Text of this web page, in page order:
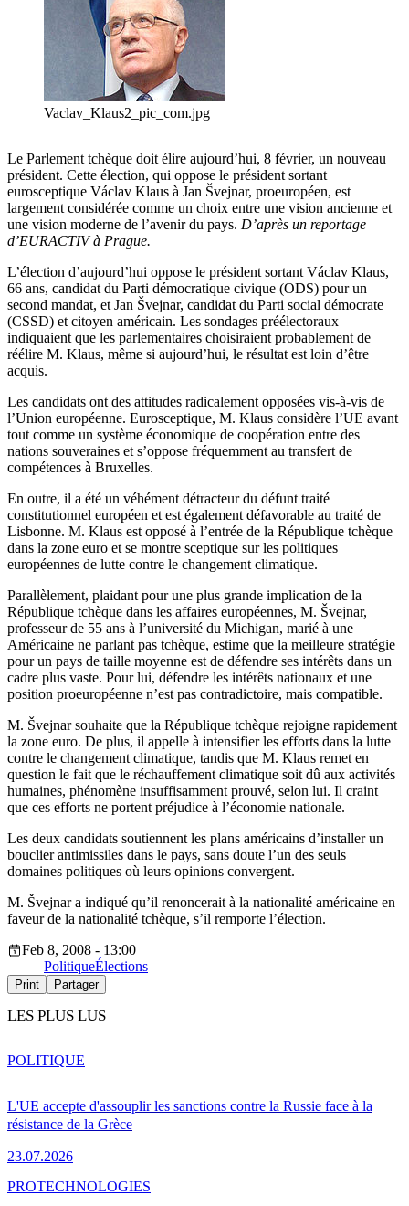
Vaclav_Klaus2_pic_com.jpg
Le Parlement tchèque doit élire aujourd’hui, 8 février, un nouveau
président. Cette élection, qui oppose le président sortant
eurosceptique Václav Klaus à Jan Švejnar, proeuropéen, est
largement considérée comme un choix entre une vision ancienne et
une vision moderne de l’avenir du pays. D’après un reportage
d’EURACTIV à Prague.
L’élection d’aujourd’hui oppose le président sortant Václav Klaus,
66 ans, candidat du Parti démocratique civique (ODS) pour un
second mandat, et Jan Švejnar, candidat du Parti social démocrate
(CSSD) et citoyen américain. Les sondages préélectoraux
indiquaient que les parlementaires choisiraient probablement de
réélire M. Klaus, même si aujourd’hui, le résultat est loin d’être
acquis.
Les candidats ont des attitudes radicalement opposées vis-à-vis de
l’Union européenne. Eurosceptique, M. Klaus considère l’UE avant
tout comme un système économique de coopération entre des
nations souveraines et s’oppose fréquemment au transfert de
compétences à Bruxelles.
En outre, il a été un véhément détracteur du défunt traité
constitutionnel européen et est également défavorable au traité de
Lisbonne. M. Klaus est opposé à l’entrée de la République tchèque
dans la zone euro et se montre sceptique sur les politiques
européennes de lutte contre le changement climatique.
Parallèlement, plaidant pour une plus grande implication de la
République tchèque dans les affaires européennes, M. Švejnar,
professeur de 55 ans à l’université du Michigan, marié à une
Américaine ne parlant pas tchèque, estime que la meilleure stratégie
pour un pays de taille moyenne est de défendre ses intérêts dans un
cadre plus vaste. Pour lui, défendre les intérêts nationaux et une
position proeuropéenne n’est pas contradictoire, mais compatible.
M. Švejnar souhaite que la République tchèque rejoigne rapidement
la zone euro. De plus, il appelle à intensifier les efforts dans la lutte
contre le changement climatique, tandis que M. Klaus remet en
question le fait que le réchauffement climatique soit dû aux activités
humaines, phénomène insuffisamment prouvé, selon lui. Il craint
que ces efforts ne portent préjudice à l’économie nationale.
Les deux candidats soutiennent les plans américains d’installer un
bouclier antimissiles dans le pays, sans doute l’un des seuls
domaines politiques où leurs opinions convergent.
M. Švejnar a indiqué qu’il renoncerait à la nationalité américaine en
faveur de la nationalité tchèque, s’il remporte l’élection.
Feb 8, 2008 - 13:00
PolitiqueÉlections
Print Partager
LES PLUS LUS
L'UE accepte d'assouplir les sanctions contre la Russie face à la
résistance de la Grèce
23.07.2026
POLITIQUE
PROTECHNOLOGIES